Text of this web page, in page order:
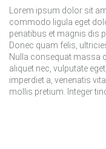
Lorem ipsum dolor sit
commodo ligula eget
penatibus et magnis dis
Donec quam felis,
Nulla consequat massa
aliquet nec, vulputate
imperdiet a, venenatis
mollis pretium. Integer